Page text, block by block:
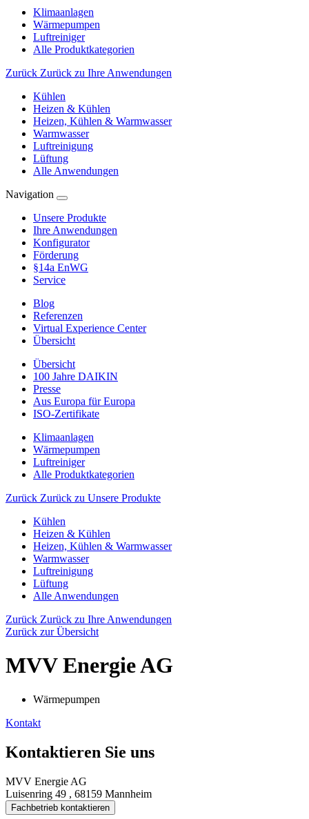
Klimaanlagen
Wärmepumpen
Luftreiniger
Alle Produktkategorien
Zurück Zurück zu Ihre Anwendungen
Kühlen
Heizen & Kühlen
Heizen, Kühlen & Warmwasser
Warmwasser
Luftreinigung
Lüftung
Alle Anwendungen
Navigation
Unsere Produkte
Ihre Anwendungen
Konfigurator
Förderung
§14a EnWG
Service
Blog
Referenzen
Virtual Experience Center
Übersicht
Übersicht
100 Jahre DAIKIN
Presse
Aus Europa für Europa
ISO-Zertifikate
Klimaanlagen
Wärmepumpen
Luftreiniger
Alle Produktkategorien
Zurück Zurück zu Unsere Produkte
Kühlen
Heizen & Kühlen
Heizen, Kühlen & Warmwasser
Warmwasser
Luftreinigung
Lüftung
Alle Anwendungen
Zurück Zurück zu Ihre Anwendungen
Zurück zur Übersicht
MVV Energie AG
Wärmepumpen
Kontakt
Kontaktieren Sie uns
MVV Energie AG
Luisenring 49 , 68159 Mannheim
Fachbetrieb kontaktieren